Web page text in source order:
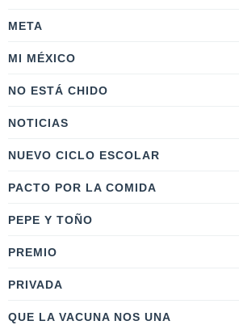
META
MI MÉXICO
NO ESTÁ CHIDO
NOTICIAS
NUEVO CICLO ESCOLAR
PACTO POR LA COMIDA
PEPE Y TOÑO
PREMIO
PRIVADA
QUE LA VACUNA NOS UNA